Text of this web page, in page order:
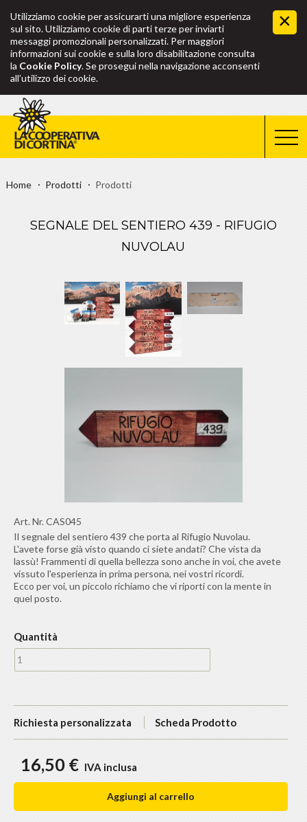
Utilizziamo cookie per assicurarti una migliore esperienza
sul sito. Utilizziamo cookie di parti terze per inviarti
messaggi promozionali personalizzati. Per maggiori
informazioni sui cookie e sulla loro disabilitazione consulta
la Cookie Policy. Se prosegui nella navigazione acconsenti
all’utilizzo dei cookie.
Home Prodotti Prodotti
SEGNALE DEL SENTIERO 439 - RIFUGIO
NUVOLAU
Art. Nr.CAS045
Il segnale del sentiero 439 che porta al Rifugio Nuvolau.
L'avete forse già visto quando ci siete andati? Che vista da
lassù! Frammenti di quella bellezza sono anche in voi, che avete
vissuto l'esperienza in prima persona, nei vostri ricordi.
Ecco per voi, un piccolo richiamo che vi riporti con la mente in
quel posto.
Quantità
Richiesta personalizzata Scheda Prodotto
16,50 € IVA inclusa
Aggiungi al carrello